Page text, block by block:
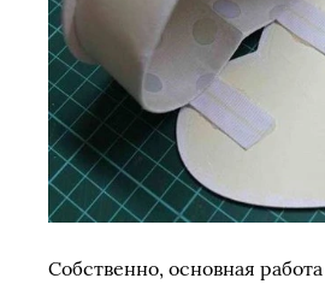
Собственно, основная